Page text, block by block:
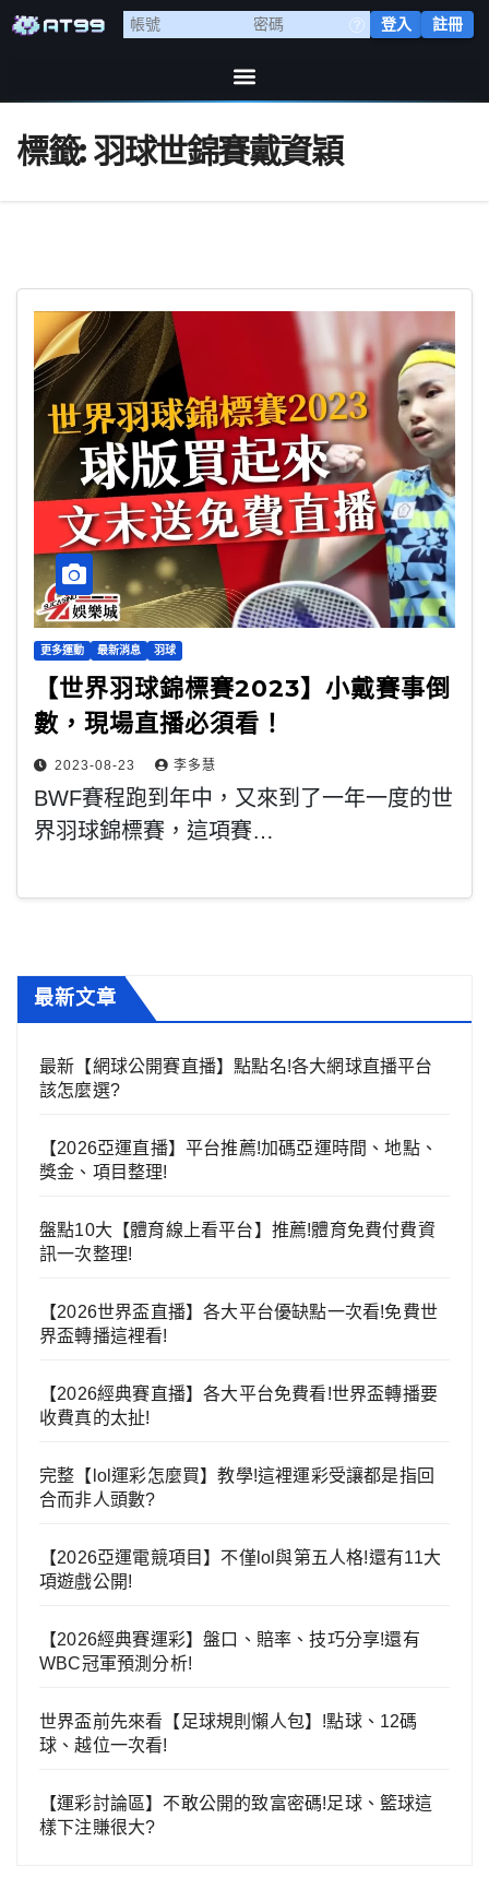
登入 註冊
標籤:羽球世錦賽戴資穎
更多運動 最新消息 羽球
【世界羽球錦標賽2023】小戴賽事倒
數，現場直播必須看！
2023-08-23 李多慧
BWF賽程跑到年中，又來到了一年一度的世
界羽球錦標賽，這項賽…
最新文章
最新【網球公開賽直播】點點名!各大網球直播平台
該怎麼選?
【2026亞運直播】平台推薦!加碼亞運時間、地點、
獎金、項目整理!
盤點10大【體育線上看平台】推薦!體育免費付費資
訊一次整理!
【2026世界盃直播】各大平台優缺點一次看!免費世
界盃轉播這裡看!
【2026經典賽直播】各大平台免費看!世界盃轉播要
收費真的太扯!
完整【lol運彩怎麼買】教學!這裡運彩受讓都是指回
合而非人頭數?
【2026亞運電競項目】不僅lol與第五人格!還有11大
項遊戲公開!
【2026經典賽運彩】盤口、賠率、技巧分享!還有
WBC冠軍預測分析!
世界盃前先來看【足球規則懶人包】!點球、12碼
球、越位一次看!
【運彩討論區】不敢公開的致富密碼!足球、籃球這
樣下注賺很大?